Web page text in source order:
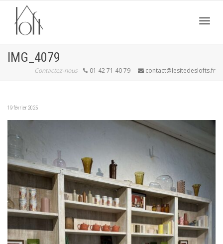
IMG_4079
Contactez-nous 01 42 71 40 79 contact@lesitedeslofts.fr
19 février 2025